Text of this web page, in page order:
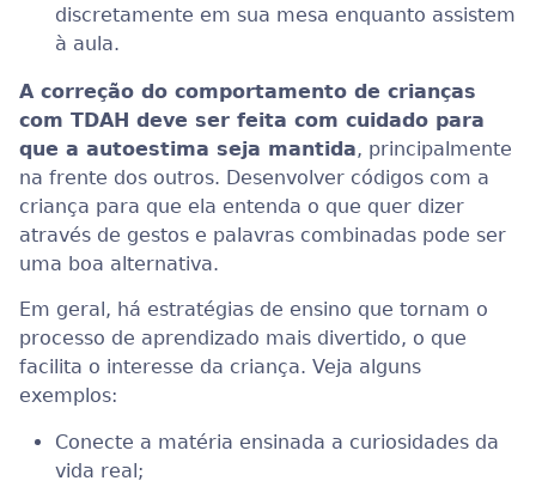
discretamente em sua mesa enquanto assistem
à aula.
A correção do comportamento de crianças
com TDAH deve ser feita com cuidado para
que a autoestima seja mantida, principalmente
na frente dos outros. Desenvolver códigos com a
criança para que ela entenda o que quer dizer
através de gestos e palavras combinadas pode ser
uma boa alternativa.
Em geral, há estratégias de ensino que tornam o
processo de aprendizado mais divertido, o que
facilita o interesse da criança. Veja alguns
exemplos:
Conecte a matéria ensinada a curiosidades da
vida real;